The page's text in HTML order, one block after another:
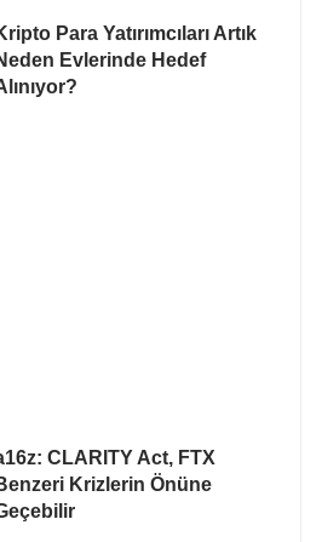
Para Yatırımcıları Artık
Evlerinde Hedef
CLARITY Act, FTX
Krizlerin Önüne